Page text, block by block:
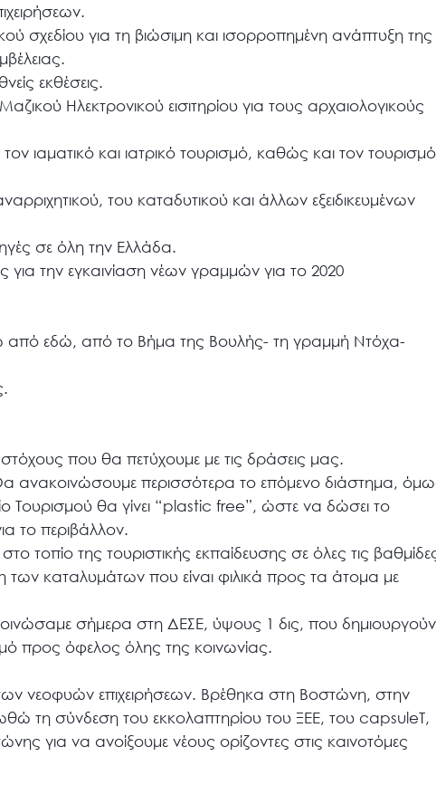
σχεδίου για τη βιώσιμη και ισορροπημένη ανάπτυξη της
εκθέσεις.
Ηλεκτρονικού εισιτηρίου για τους αρχαιολογικούς
ιαματικό και ιατρικό τουρισμό, καθώς και τον τουρισμό
του καταδυτικού και άλλων εξειδικευμένων
σε όλη την Ελλάδα.
την εγκαινίαση νέων γραμμών για το 2020
εδώ, από το Βήμα της Βουλής- τη γραμμή Ντόχα-
που θα πετύχουμε με τις δράσεις μας.
περισσότερα το επόμενο διάστημα,
θα γίνει “plastic free”, ώστε να δώσει το
το περιβάλλον.
τοπίο της τουριστικής εκπαίδευσης σε όλες τις
καταλυμάτων που είναι φιλικά προς τα άτομα με
σήμερα στη ΔΕΣΕ, ύψους 1 δις, που δημιουργούν
προς όφελος όλης της κοινωνίας.
νεοφυών επιχειρήσεων. Βρέθηκα στη Βοστώνη, στην
τη σύνδεση του εκκολαπτηρίου του ΞΕΕ, του capsuleT,
για να ανοίξουμε νέους ορίζοντες στις καινοτόμες